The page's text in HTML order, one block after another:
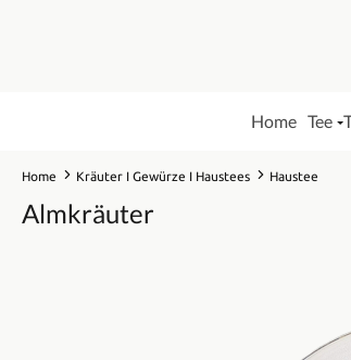
Home Tee
Home Kräuter I Gewürze I Haustees Haustee
Almkräuter